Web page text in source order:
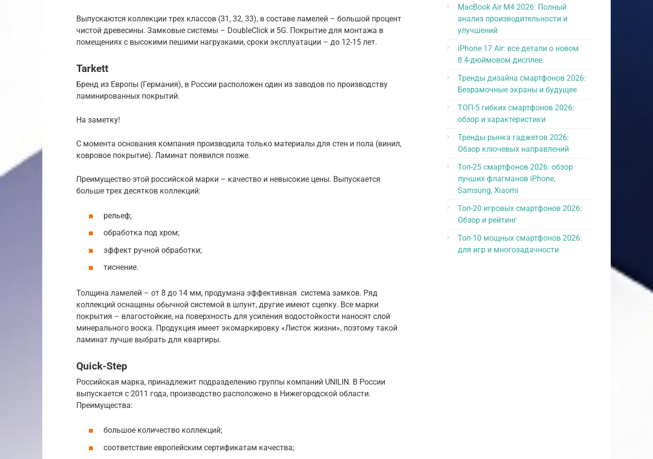
Выпускаются коллекции трех классов (31, 32, 33), в составе ламелей – большой процент
чистой древесины. Замковые системы – DoubleClick и 5G. Покрытие для монтажа в
помещениях с высокими пешими нагрузками, сроки эксплуатации – до 12-15 лет.
Tarkett
Бренд из Европы (Германия), в России расположен один из заводов по производству
ламинированных покрытий.
На заметку!
С момента основания компания производила только материалы для стен и пола (винил,
ковровое покрытие). Ламинат появился позже.
Преимущество этой российской марки – качество и невысокие цены. Выпускается
больше трех десятков коллекций:
рельеф;
обработка под хром;
эффект ручной обработки;
тиснение.
Толщина ламелей – от 8 до 14 мм, продумана эффективная система замков. Ряд
коллекций оснащены обычной системой в шпунт, другие имеют сцепку. Все марки
покрытия – влагостойкие, на поверхность для усиления водостойкости наносят слой
минерального воска. Продукция имеет экомаркировку «Листок жизни», поэтому такой
ламинат лучше выбрать для квартиры.
Quick-Step
Российская марка, принадлежит подразделению группы компаний UNILIN. В России
выпускается с 2011 года, производство расположено в Нижегородской области.
Преимущества:
большое количество коллекций;
соответствие европейским сертификатам качества;
MacBook Air M4 2026: Полный
анализ производительности и
улучшений
iPhone 17 Air: все детали о новом
8.4-дюймовом дисплее
Тренды дизайна смартфонов 2026:
Безрамочные экраны и будущее
ТОП-5 гибких смартфонов 2026:
обзор и характеристики
Тренды рынка гаджетов 2026:
Обзор ключевых направлений
Топ-25 смартфонов 2026: обзор
лучших флагманов iPhone,
Samsung, Xiaomi
Топ-20 игровых смартфонов 2026:
Обзор и рейтинг
Топ-10 мощных смартфонов 2026:
для игр и многозадачности